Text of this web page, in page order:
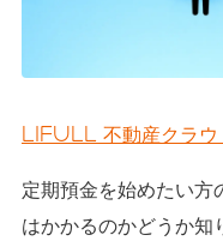
LIFULL 不動産クラウ
定期預金を始めたい方
はかかるのかどうか知